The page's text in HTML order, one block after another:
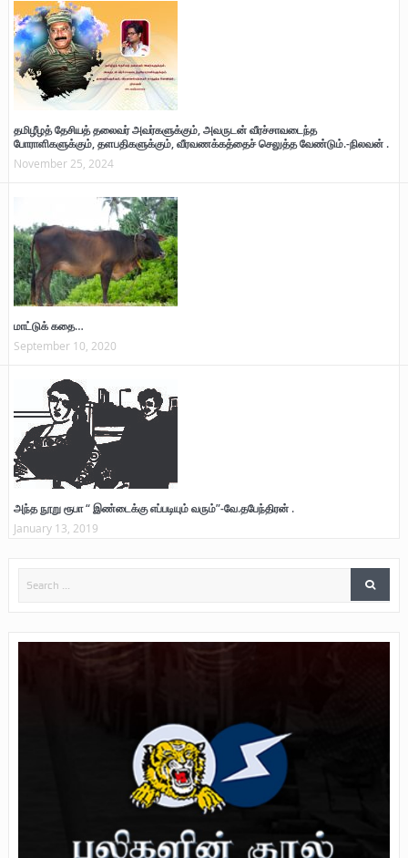
தமிழீழத் தேசியத் தலைவர் அவர்களுக்கும், அவருடன் வீரச்சாவடைந்த
போராளிகளுக்கும், தளபதிகளுக்கும், வீரவணக்கத்தைச் செலுத்த வேண்டும்.-நிலவன் .
November 25, 2024
மாட்டுக் கதை…
September 10, 2020
அந்த நூறு ரூபா “ இண்டைக்கு எப்படியும் வரும்”-வே.தபேந்திரன் .
January 13, 2019